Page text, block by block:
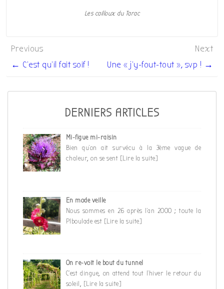
Les cailloux du Tarac
Navigation
de
Previous
← C’est qu’il fait soif !
Next
Une « j’y-fout-tout », svp ! →
DERNIERS ARTICLES
Mi-figue mi-raisin
Bien qu’on ait survécu à la 3ème vague de
chaleur, on se sent [Lire la suite]
En mode veille
Nous sommes en 26 après l’an 2000 ; toute la
PIboulade est [Lire la suite]
On re-voit le bout du tunnel
C’est dingue, on attend tout l’hiver le retour du
soleil, [Lire la suite]